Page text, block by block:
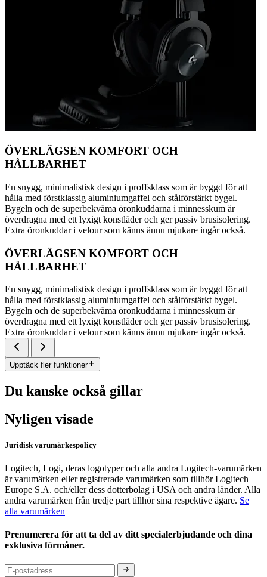
ÖVERLÄGSEN KOMFORT OCH
HÅLLBARHET
En snygg, minimalistisk design i proffsklass som är byggd för att
hålla med förstklassig aluminiumgaffel och stålförstärkt bygel.
Bygeln och de superbekväma öronkuddarna i minnesskum är
överdragna med ett lyxigt konstläder och ger passiv brusisolering.
Extra öronkuddar i velour som känns ännu mjukare ingår också.
ÖVERLÄGSEN KOMFORT OCH
HÅLLBARHET
En snygg, minimalistisk design i proffsklass som är byggd för att
hålla med förstklassig aluminiumgaffel och stålförstärkt bygel.
Bygeln och de superbekväma öronkuddarna i minnesskum är
överdragna med ett lyxigt konstläder och ger passiv brusisolering.
Extra öronkuddar i velour som känns ännu mjukare ingår också.
Upptäck fler funktioner
Du kanske också gillar
Nyligen visade
Juridisk varumärkespolicy
Logitech, Logi, deras logotyper och alla andra Logitech-varumärken
är varumärken eller registrerade varumärken som tillhör Logitech
Europe S.A. och/eller dess dotterbolag i USA och andra länder. Alla
andra varumärken från tredje part tillhör sina respektive ägare. Se
alla varumärken
Prenumerera för att ta del av ditt specialerbjudande och dina
exklusiva förmåner.